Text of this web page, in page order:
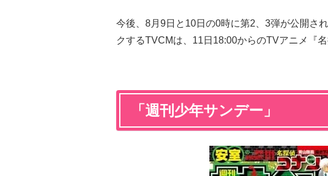
今後、8月9日と10日の0時に第2、3弾が公開さ
クするTVCMは、11日18:00からのTVアニメ『
「週刊少年サンデー」